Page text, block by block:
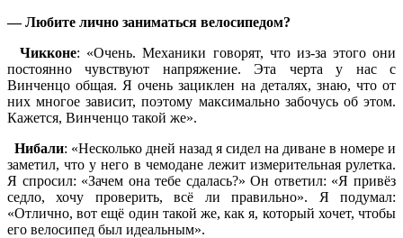
— Любите лично заниматься велосипедом?
Чикконе: «Очень. Механики говорят, что из-за этого они
постоянно чувствуют напряжение. Эта черта у нас с
Винченцо общая. Я очень зациклен на деталях, знаю, что от
них многое зависит, поэтому максимально забочусь об этом.
Кажется, Винченцо такой же».
Нибали: «Несколько дней назад я сидел на диване в номере и
заметил, что у него в чемодане лежит измерительная рулетка.
Я спросил: «Зачем она тебе сдалась?» Он ответил: «Я привёз
седло, хочу проверить, всё ли правильно». Я подумал:
«Отлично, вот ещё один такой же, как я, который хочет, чтобы
его велосипед был идеальным».